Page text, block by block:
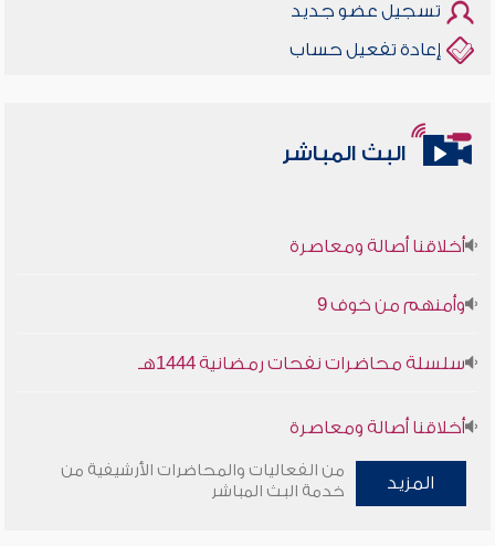
تسجيل عضو جديد
إعادة تفعيل حساب
البث المباشر
أخلاقنا أصالة ومعاصرة
وأمنهم من خوف 9
سلسلة محاضرات نفحات رمضانية 1444هـ
أخلاقنا أصالة ومعاصرة
وأمنهم من خوف 9
المزيد
من الفعاليات والمحاضرات الأرشيفية من
خدمة البث المباشر